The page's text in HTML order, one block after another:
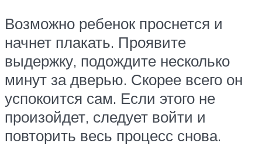
Возможно ребенок проснется и
начнет плакать. Проявите
выдержку, подождите несколько
минут за дверью. Скорее всего он
успокоится сам. Если этого не
произойдет, следует войти и
повторить весь процесс снова.